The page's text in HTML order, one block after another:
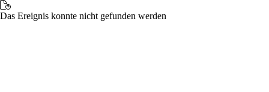
Das Ereignis konnte nicht gefunden werden